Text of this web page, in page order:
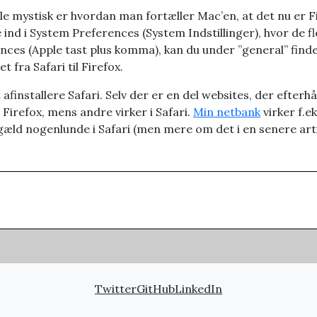
mystisk er hvordan man fortæller Mac’en, at det nu er
i System Preferences (System Indstillinger), hvor de
(Apple tast plus komma), kan du under ”general”
fra Safari til Firefox.
Safari. Selv der er en del websites, der
mens andre virker i Safari. Min netbankvirker
nogenlunde i Safari (men mere om det i en senere
TwitterGitHubLinkedIn